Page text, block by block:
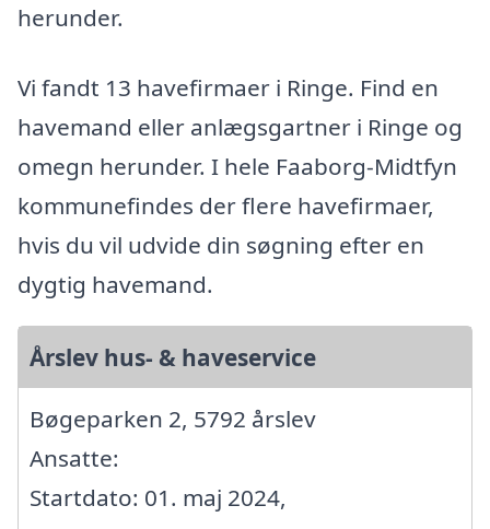
herunder.
Vi fandt 13 havefirmaer i Ringe. Find en
havemand eller anlægsgartner i Ringe og
omegn herunder. I hele Faaborg-Midtfyn
kommunefindes der flere havefirmaer,
hvis du vil udvide din søgning efter en
dygtig havemand.
Årslev hus- & haveservice
Bøgeparken 2, 5792 årslev
Ansatte:
Startdato: 01. maj 2024,